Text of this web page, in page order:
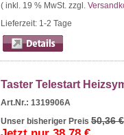
( inkl. 19 % MwSt. zzgl.
Lieferzeit: 1-2 Tage
Taster Telestart
Art.Nr.: 1319906A
Unser bisheriger Preis50,36 €